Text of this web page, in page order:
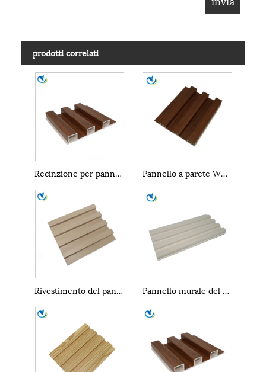
prodotti correlati
Recinzione per pannelli a parete in WPC Pannello a parete WPC all'aperto
Rivestimento del pannello a parete in WPC Pannello murale del WPC interno